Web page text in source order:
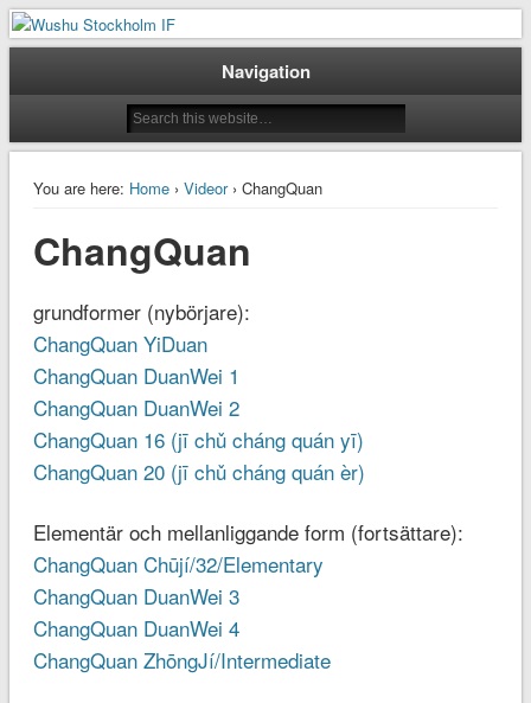
Wushu Stockholm IF
Taoluträning i Stockholm
Navigation
You are here: Home› Videor› ChangQuan
ChangQuan
grundformer (nybörjare):
ChangQuan YiDuan
ChangQuan DuanWei 1
ChangQuan DuanWei 2
ChangQuan 16 (jī chǔ cháng quán yī)
ChangQuan 20 (jī chǔ cháng quán èr)
Elementär och mellanliggande form (fortsättare):
ChangQuan Chūjí/32/Elementary
ChangQuan DuanWei 3
ChangQuan DuanWei 4
ChangQuan ZhōngJí/Intermediate